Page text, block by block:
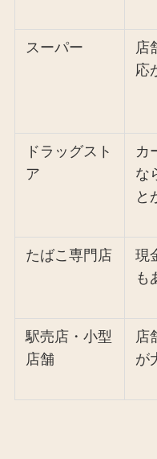
スーパー
店
応
ドラッグスト
ア
カ
な
と
たばこ専門店
現
も
駅売店・小型
店舗
店
が